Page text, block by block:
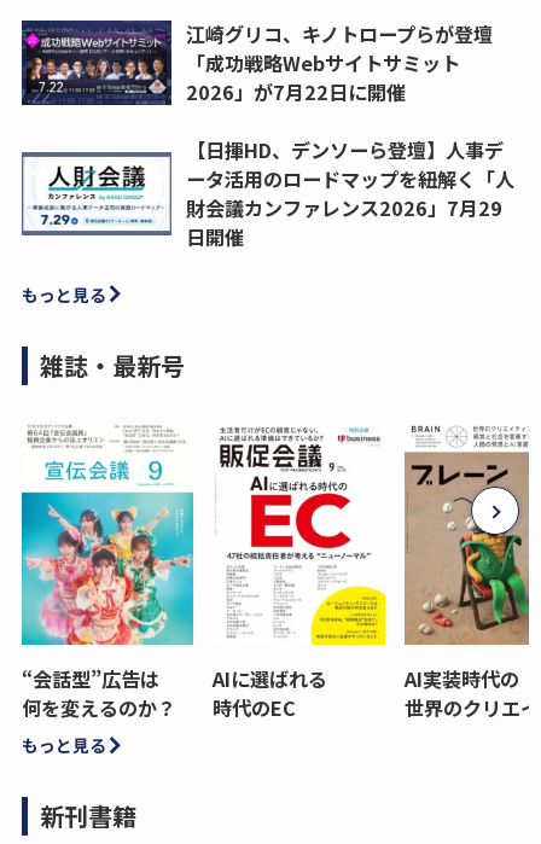
江崎グリコ、キノトロープらが登壇
「成功戦略Webサイトサミット
2026」が7月22日に開催
【日揮HD、デンソーら登壇】人事デ
ータ活用のロードマップを紐解く「人
財会議カンファレンス2026」7月29
日開催
もっと見る
雑誌・最新号
“会話型”広告は
何を変えるのか？
AIに選ばれる
時代のEC
AI実装時代の
世界のクリエ
もっと見る
新刊書籍